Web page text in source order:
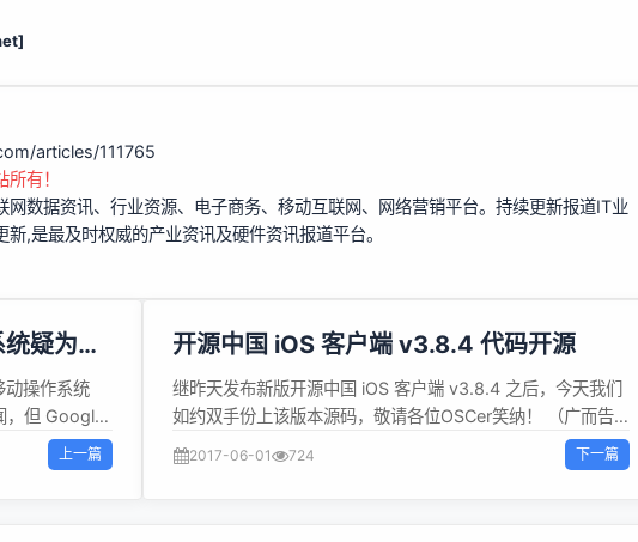
articles/111765
有！
网数据资讯、行业资源、电子商务、移动互联网、网络营销平台。持续更新报道IT业
,是最及时权威的产业资讯及硬件资讯报道平台。
疑为
操作系统
，但 Google
继承者。
挖掘了
正名字叫
想在
上一篇
开源中国 iOS 客户端 v3.8.4 代码开源
继昨天发布新版开源中国 iOS 客户端 v3.8.4 之后，今天我们
如约双手份上该版本源码，敬请各位OSCer笑纳！ （广而告
之：这个美好的六月，开源中国源创会童鞋们马不停蹄地赶往
杭州，因为「毕竟西湖六月中，风光不与四时同」，带着自
2017-06-01 724 下一篇